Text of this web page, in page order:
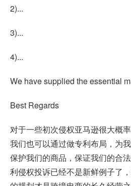
2)...
3)...
4)...
We have supplied the essential
Best Regards
对于一些初次侵权亚马逊很大概
我们也可以通过做专利布局，为
保护我们的商品，保证我们的合
利侵权投诉已经不是新鲜例子了